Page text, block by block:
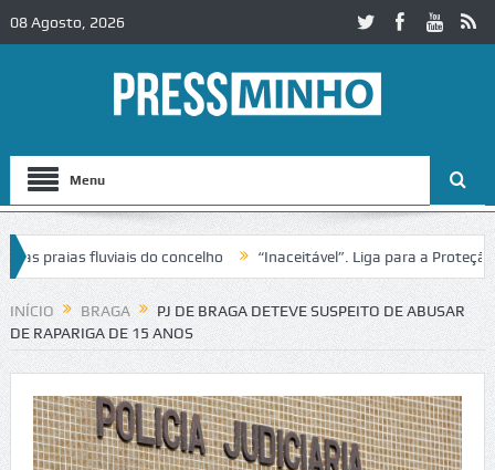
08 Agosto, 2026
Menu
fluviais do concelho “Inaceitável”. Liga para a Proteção da
de trânsito no IC2 em Alcobaça Igreja do Castelo de Cerveira
INÍCIO BRAGA
PJ DE BRAGA DETEVE SUSPEITO DE ABUSAR
DE RAPARIGA DE 15 ANOS